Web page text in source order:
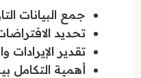
جمع البيانات
تحديد
تقدير
أهمية التكامل